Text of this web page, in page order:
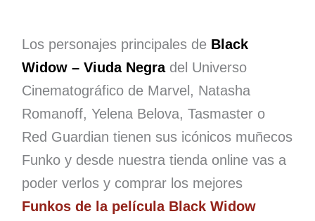
Los personajes principales de Black
Widow – Viuda Negra del Universo
Cinematográfico de Marvel, Natasha
Romanoff, Yelena Belova, Tasmaster o
Red Guardian tienen sus icónicos muñecos
Funko y desde nuestra tienda online vas a
poder verlos y comprar los mejores
Funkos de la película Black Widow